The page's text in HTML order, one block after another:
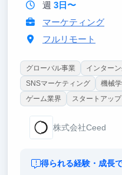
週 3日〜
マーケティング
フルリモート
グローバル事業 インター
SNSマーケティング
機械
ゲーム業界
スタートアップ
株式会社Ceed
得られる経験・成長